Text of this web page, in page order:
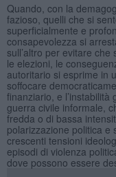
Quando, con la
fazioso, quelli che si
superficialmente e
consapevolezza si
sull’altro per evitare
le elezioni, le
autoritario si esprime in
soffocare
finanziario, e l’instabilità
guerra civile informale,
fredda o di bassa
polarizzazione politica e
crescenti tensioni
episodi di violenza
dove possono essere